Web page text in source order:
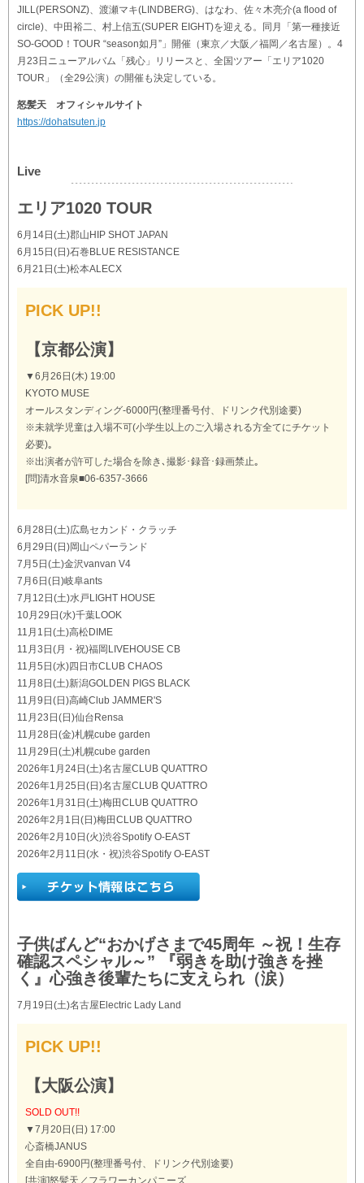
JILL(PERSONZ)、渡瀬マキ(LINDBERG)、はなわ、佐々木亮介(a flood of
circle)、中田裕二、村上信五(SUPER EIGHT)を迎える。同月「第一種接近
SO-GOOD！TOUR “season如月”」開催（東京／大阪／福岡／名古屋）。4
月23日ニューアルバム「残心」リリースと、全国ツアー「エリア1020
TOUR」（全29公演）の開催も決定している。
怒髪天 オフィシャルサイト
https://dohatsuten.jp
Live
エリア1020 TOUR
6月14日(土)郡山HIP SHOT JAPAN
6月15日(日)石巻BLUE RESISTANCE
6月21日(土)松本ALECX
PICK UP!!
【京都公演】
▼6月26日(木) 19:00
KYOTO MUSE
オールスタンディング-6000円(整理番号付、ドリンク代別途要)
※未就学児童は入場不可(小学生以上のご入場される方全てにチケット
必要)｡
※出演者が許可した場合を除き､撮影･録音･録画禁止｡
[問]清水音泉■06-6357-3666
6月28日(土)広島セカンド・クラッチ
6月29日(日)岡山ペパーランド
7月5日(土)金沢vanvan V4
7月6日(日)岐阜ants
7月12日(土)水戸LIGHT HOUSE
10月29日(水)千葉LOOK
11月1日(土)高松DIME
11月3日(月・祝)福岡LIVEHOUSE CB
11月5日(水)四日市CLUB CHAOS
11月8日(土)新潟GOLDEN PIGS BLACK
11月9日(日)高崎Club JAMMER'S
11月23日(日)仙台Rensa
11月28日(金)札幌cube garden
11月29日(土)札幌cube garden
2026年1月24日(土)名古屋CLUB QUATTRO
2026年1月25日(日)名古屋CLUB QUATTRO
2026年1月31日(土)梅田CLUB QUATTRO
2026年2月1日(日)梅田CLUB QUATTRO
2026年2月10日(火)渋谷Spotify O-EAST
2026年2月11日(水・祝)渋谷Spotify O-EAST
子供ばんど“おかげさまで45周年 ～祝！生存
確認スペシャル～” 『弱きを助け強きを挫
く』心強き後輩たちに支えられ（涙）
7月19日(土)名古屋Electric Lady Land
PICK UP!!
【大阪公演】
SOLD OUT!!
▼7月20日(日) 17:00
心斎橋JANUS
全自由-6900円(整理番号付、ドリンク代別途要)
[共演]怒髪天／フラワーカンパニーズ